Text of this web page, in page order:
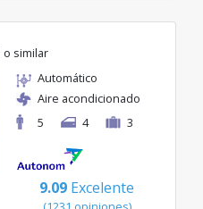
o similar
Automático
Aire acondicionado
5
4 3
9.09 Excelente